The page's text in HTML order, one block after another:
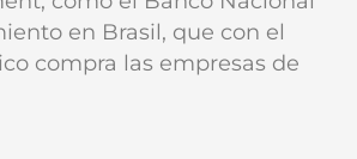
en Brasil, que con el
compra las empresas de